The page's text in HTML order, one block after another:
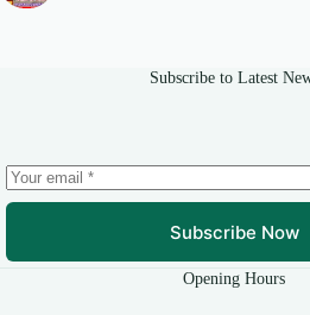
Subscribe to Latest
Subscribe Now
Opening Hours